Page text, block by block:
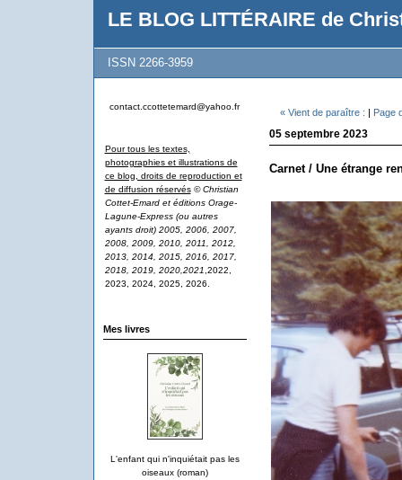
LE BLOG LITTÉRAIRE de
ISSN 2266-3959
contact.ccottetemard@yahoo.fr
Pour tous les textes,
photographies et illustrations de
ce blog, droits de reproduction et
de diffusion réservés © Christian
Cottet-Emard et éditions Orage-
Lagune-Express (ou autres
ayants droit) 2005, 2006, 2007,
2008, 2009, 2010, 2011, 2012,
2013, 2014, 2015, 2016, 2017,
2018, 2019, 2020,2021 ,2022,
2023, 2024, 2025, 2026.
Mes livres
L'enfant qui n'inquiétait pas les
oiseaux (roman)
« Vient de paraître : | Page
05 septembre 2023
Carnet / Une étrange